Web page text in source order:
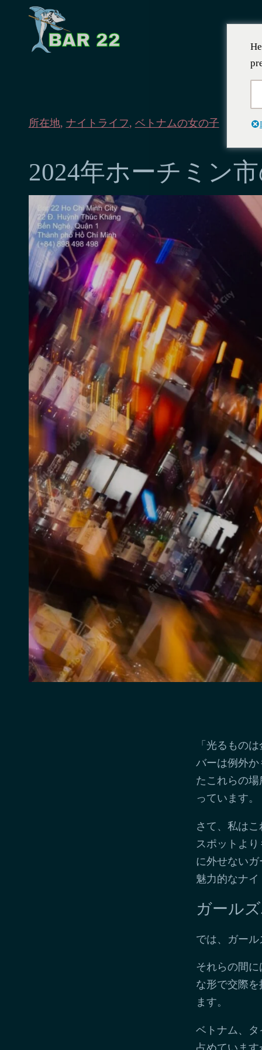
所在地, ナイトライフ, ベトナムの女の子
2024年ホーチミン
「光るもの
バーは例外
たこれらの
っています。
さて、私は
スポットよ
に外せない
魅力的なナ
ガール
では、ガー
それらの間
な形で交際
ます。
ベトナム、